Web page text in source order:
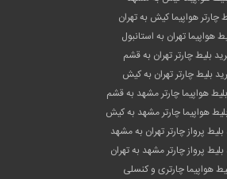
چارتر هواپیما کیش به تهران
هواپیما تهران به استانبول
بلیط چارتر تهران به قشم
بلیط چارتر تهران به کیش
هواپیما چارتر مشهد به قشم
هواپیما چارتر مشهد به کیش
پرواز چارتر تهران به مشهد
پرواز چارتر مشهد به تهران
هواپیما چارتری و کنسلی